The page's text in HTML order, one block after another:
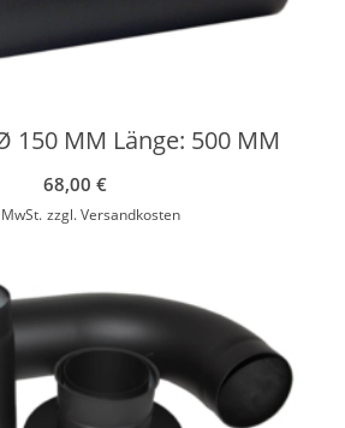
150 MM Länge: 500 MM
68,00€
zzgl.Versandkosten